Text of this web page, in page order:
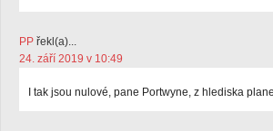
PP řekl(a)...
24. září 2019 v 10:49
I tak jsou nulové, pane Portwyne, z hlediska